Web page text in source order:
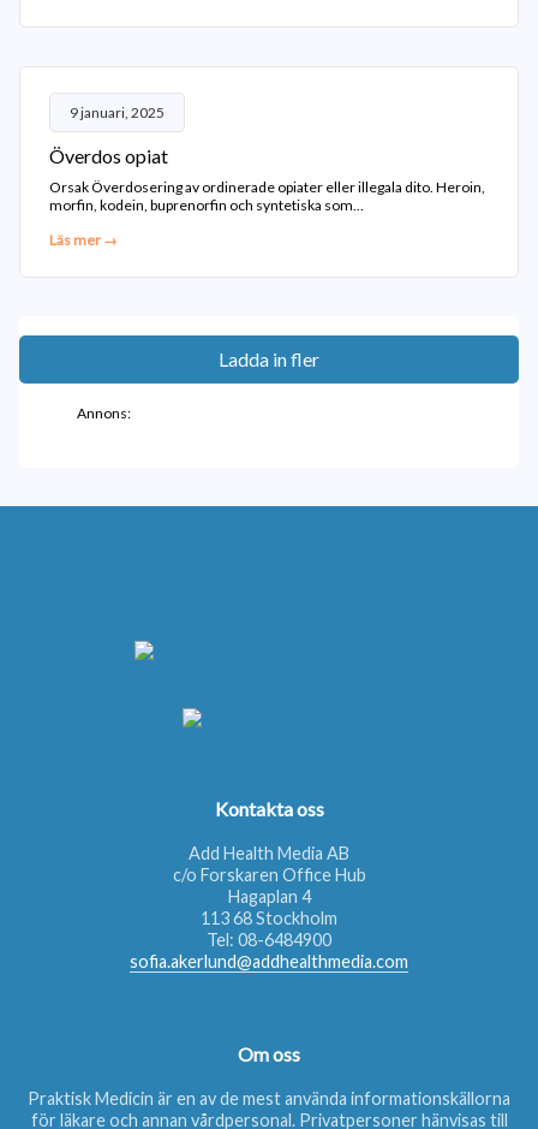
9 januari, 2025
Överdos opiat
Orsak Överdosering av ordinerade opiater eller illegala dito. Heroin,
morfin, kodein, buprenorfin och syntetiska som...
Läs mer →
Ladda in fler
Annons:
Kontakta oss
Add Health Media AB
c/o Forskaren Office Hub
Hagaplan 4
113 68 Stockholm
Tel: 08-6484900
sofia.akerlund@addhealthmedia.com
Om oss
Praktisk Medicin är en av de mest använda informationskällorna
för läkare och annan vårdpersonal. Privatpersoner hänvisas till